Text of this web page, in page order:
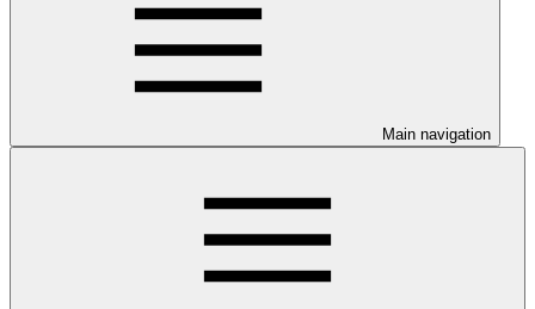
Main navigation